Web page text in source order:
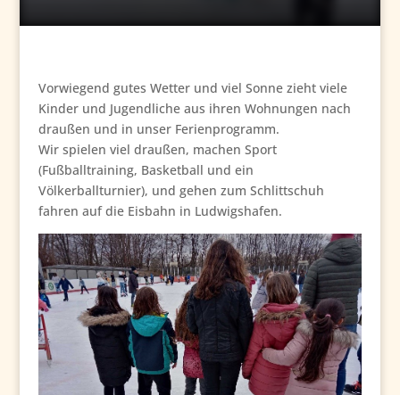
Vorwiegend gutes Wetter und viel Sonne zieht viele
Kinder und Jugendliche aus ihren Wohnungen nach
draußen und in unser Ferienprogramm.
Wir spielen viel draußen, machen Sport
(Fußballtraining, Basketball und ein
Völkerballturnier), und gehen zum Schlittschuh
fahren auf die Eisbahn in Ludwigshafen.